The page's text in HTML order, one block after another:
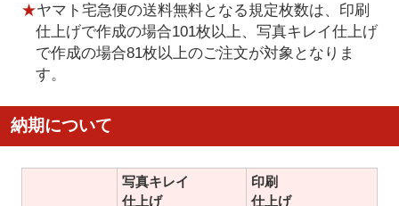
★ヤマト宅急便の送料無料となる規定枚数は、印刷
仕上げで作成の場合101枚以上、写真キレイ仕上げ
で作成の場合81枚以上のご注文が対象となりま
す。
納期について
写真キレイ
仕上げ
印刷
仕上げ